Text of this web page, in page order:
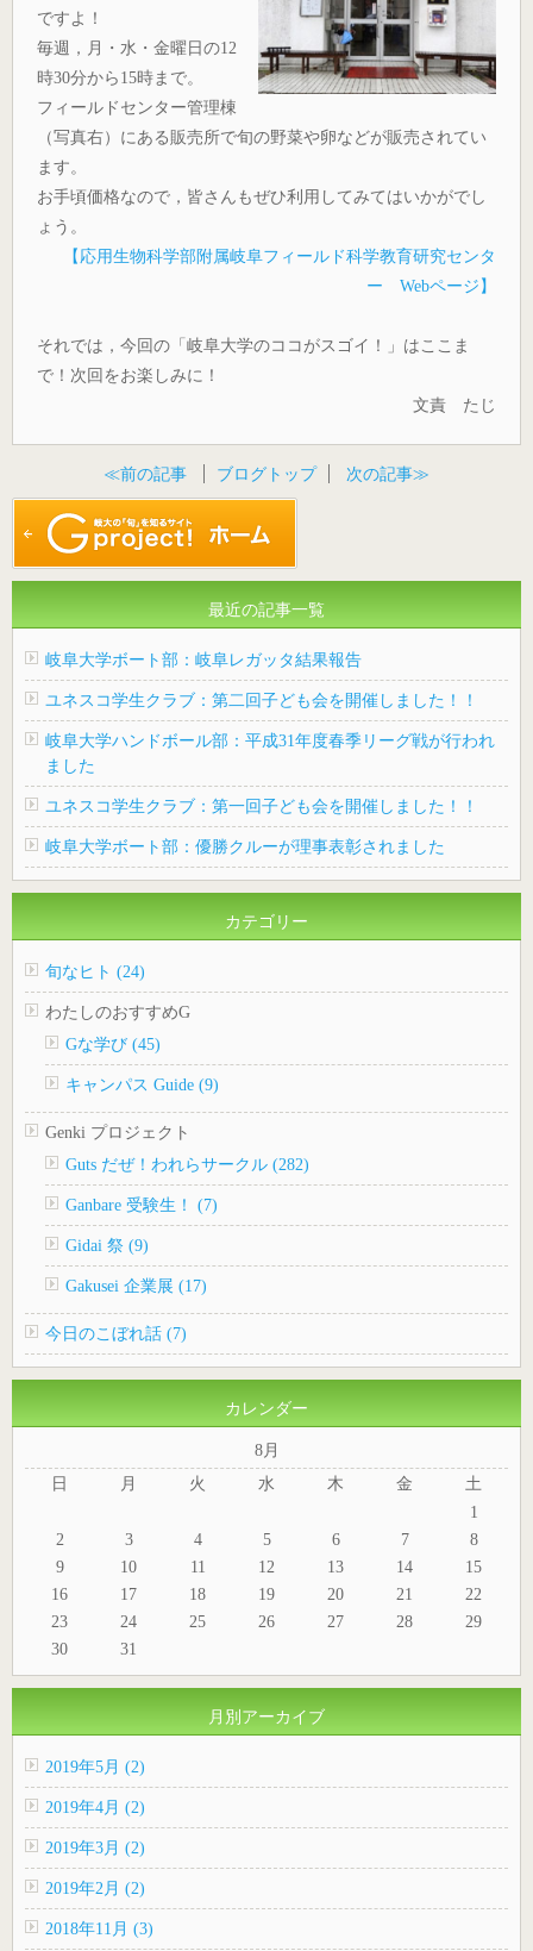
ですよ！
毎週，月・水・金曜日の12
時30分から15時まで。
フィールドセンター管理棟
（写真右）にある販売所で旬の野菜や卵などが販売されてい
ます。
お手頃価格なので，皆さんもぜひ利用してみてはいかがでし
ょう。
【応用生物科学部附属岐阜フィールド科学教育研究センタ
ー Webページ】
それでは，今回の「岐阜大学のココがスゴイ！」はここま
で！次回をお楽しみに！
文責 たじ
≪前の記事 ブログトップ 次の記事≫
最近の記事一覧
岐阜大学ボート部：岐阜レガッタ結果報告
ユネスコ学生クラブ：第二回子ども会を開催しました！！
岐阜大学ハンドボール部：平成31年度春季リーグ戦が行われ
ました
ユネスコ学生クラブ：第一回子ども会を開催しました！！
岐阜大学ボート部：優勝クルーが理事表彰されました
カテゴリー
旬なヒト (24)
わたしのおすすめG
Gな学び (45)
キャンパス Guide (9)
Genki プロジェクト
Guts だぜ！われらサークル (282)
Ganbare 受験生！ (7)
Gidai 祭 (9)
Gakusei 企業展 (17)
今日のこぼれ話 (7)
カレンダー
8月
日
月 火 水 木 金
土
1
2
3 4 5 6 7
8
9
10 11 12 13 14
15
16
17 18 19 20 21
22
23
24 25 26 27 28
29
30
31
月別アーカイブ
2019年5月 (2)
2019年4月 (2)
2019年3月 (2)
2019年2月 (2)
2018年11月 (3)